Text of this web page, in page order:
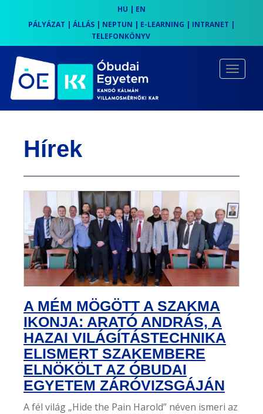
HU | EN
PÁLYÁZAT | ÁLLÁS | NEPTUN | E-LEARNING | INTRANET |
TELEFONKÖNYV
Hírek
A MÉM MÖGÖTT A SZAKMA
IKONJA: ARATÓ ANDRÁS, A
HAZAI VILÁGÍTÁSTECHNIKA
ELISMERT SZAKEMBERE
ELNÖKÖLT AZ ÓBUDAI
EGYETEM ZÁRÓVIZSGÁJÁN
A fél világ „Hide the Pain Harold” néven ismeri az